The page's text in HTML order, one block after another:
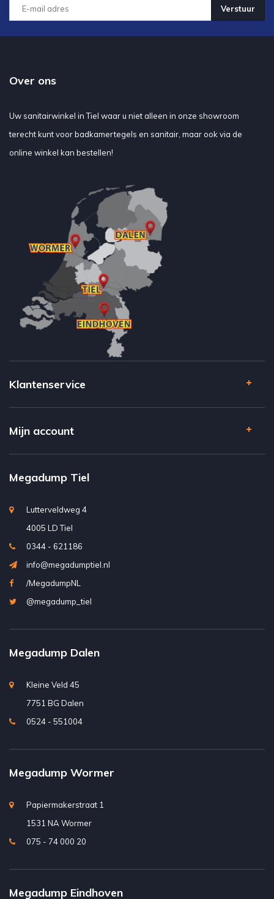
Verstuur
Over ons
Uw sanitairwinkel in Tiel waar u niet alleen in onze showroom
terecht kunt voor badkamertegels en sanitair, maar ook via de
online winkel kan bestellen!
Klantenservice
Mijn account
Megadump Tiel
Lutterveldweg 4
4005 LD Tiel
0344 - 621186
info@megadumptiel.nl
/MegadumpNL
@megadump_tiel
Megadump Dalen
Kleine Veld 45
7751 BG Dalen
0524 - 551004
Megadump Wormer
Papiermakerstraat 1
1531 NA Wormer
075 - 74 000 20
Megadump Eindhoven